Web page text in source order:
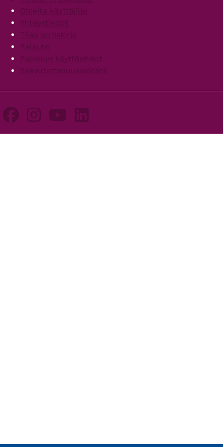
Ohjeita käyttäjille
Yhteystiedot
Tilaa uutiskirje
Palaute
Palvelun käyttöehdot
Saavutettavuusseloste